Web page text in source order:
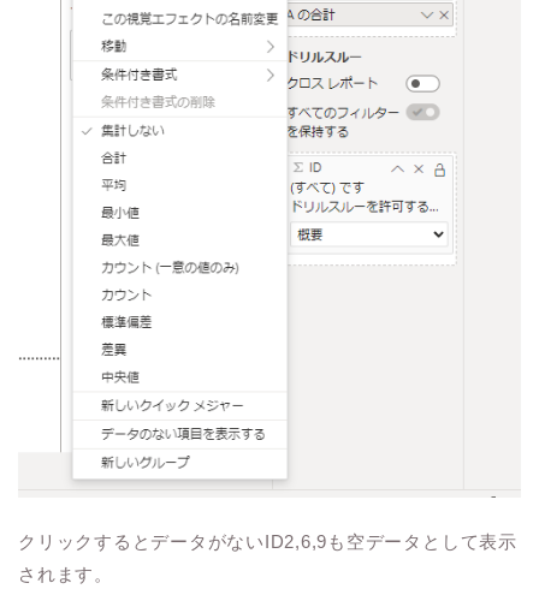
クリックするとデータがないID2,6,9も空データとして表示
されます。